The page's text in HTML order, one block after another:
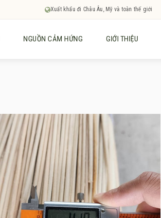
Xuất khẩu đi Châu Âu, Mỹ và toàn thế giới
NGUỒN CẢM HỨNG GIỚI THIỆU